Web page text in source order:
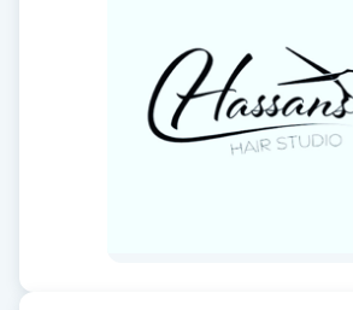
Fransborttagning